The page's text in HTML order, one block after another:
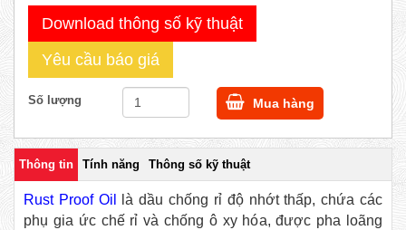
Download thông số kỹ thuật
Yêu cầu báo giá
Số lượng Mua hàng
Thông tin Tính năng Thông số kỹ thuật
Rust Proof Oil là dầu chống rỉ độ nhớt thấp, chứa các
phụ gia ức chế rỉ và chống ô xy hóa, được pha loãng